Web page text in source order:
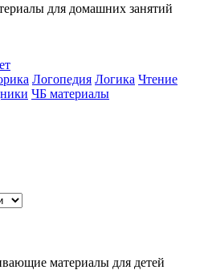
для домашних занятий
Логопедия Логика Чтение
ЧБ материалы
материалы для детей